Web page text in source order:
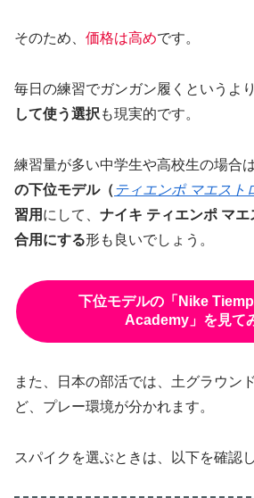
そのため、 価格は高めです。
毎日の練習でガンガン履くというより
して使う選択 も現実的です。
練習量が多い中学生や高校生の場合
の下位モデル（ティエンポ マエスト
習用 にして、 ナイキ ティエンポ マ
合用にする形も良いでしょう。
下位モデルの「Nike
Academy」を見て
また、日本の部活では、土グラウン
ど、プレー環境が分かれます。
スパイクを選ぶときは、以下を確認